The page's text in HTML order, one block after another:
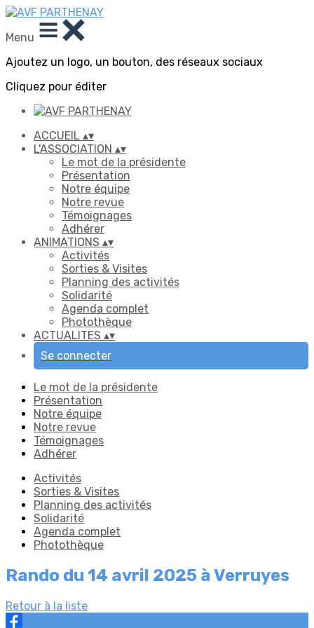
Menu
Ajoutez un logo, un bouton, des réseaux sociaux
Cliquez pour éditer
ACCUEIL ▴▾
L'ASSOCIATION ▴▾
Le mot de la présidente
Présentation
Notre équipe
Notre revue
Témoignages
Adhérer
ANIMATIONS ▴▾
Activités
Sorties & Visites
Planning des activités
Solidarité
Agenda complet
Photothèque
ACTUALITES ▴▾
Se connecter
Le mot de la présidente
Présentation
Notre équipe
Notre revue
Témoignages
Adhérer
Activités
Sorties & Visites
Planning des activités
Solidarité
Agenda complet
Photothèque
Rando du 14 avril 2025 à Verruyes
Retour à la liste